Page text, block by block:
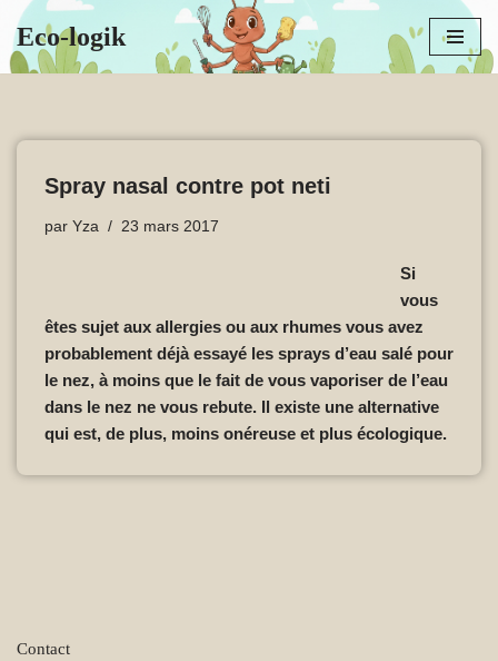
Aller
Eco-logik
Spray nasal contre pot neti
par Yza 23 mars 2017
Si
vous
êtes sujet aux allergies ou aux rhumes vous avez
probablement déjà essayé les sprays d’eau salé pour
le nez, à moins que le fait de vous vaporiser de l’eau
dans le nez ne vous rebute. Il existe une alternative
qui est, de plus, moins onéreuse et plus écologique.
Contact